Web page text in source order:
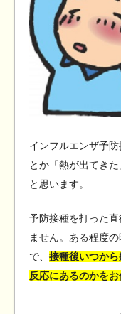
インフルエンザ予
とか「熱が出てき
と思います。
予防接種を打った
ません。ある程度
で、 接種後いつか
反応にあるのかをお